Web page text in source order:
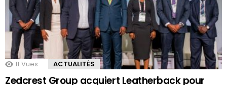
11 Vues ACTUALITÉS
Zedcrest Group acquiert Leatherback pour